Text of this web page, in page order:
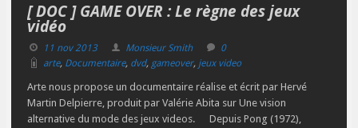
[ DOC ] GAME OVER : Le règne des jeux
vidéo
11 nov 2013 Monsieur Smith
0
arte, Documentaire, dvd, gameover, jeux video
Arte nous propose un documentaire réalise et écrit par Hervé
Martin Delpierre, produit par Valérie Abita sur Une vision
alternative du mode des jeux videos. Depuis Pong (1972),